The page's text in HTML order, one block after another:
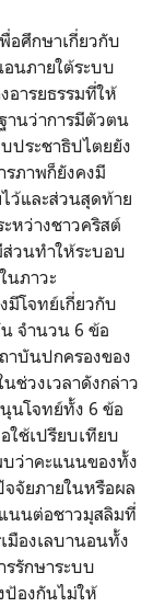
อศึกษาเกี่ยวกับ
อนภายใต้ระบบ
อารยธรรมที่ให้
านว่าการมีตัวตน
ประชาธิปไตยยัง
รภาพก็ยังคงมี
ว้และส่วนสุดท้าย
หว่างชาวคริสต์
วนทำให้ระบอบ
นภาวะ
มีโจทย์เกี่ยวกับ
จำนวน 6 ข้อ
าบันปกครองของ
ช่วงเวลาดังกล่าว
นโจทย์ทั้ง 6 ข้อ
ใช้เปรียบเทียบ
บว่าคะแนนของทั้ง
จัยภายในหรือผล
นนต่อชาวมุสลิมที่
มืองเลบานอนทั้ง
รรักษาระบบ
ป้องกันไม่ให้